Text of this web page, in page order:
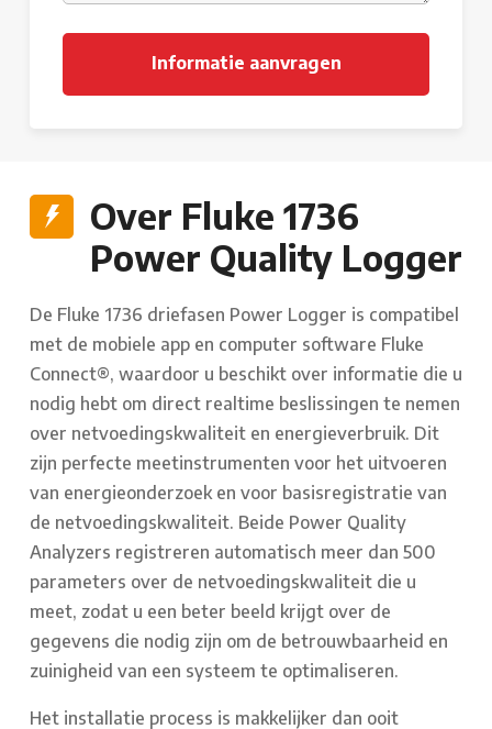
Over Fluke 1736
Power Quality Logger
De Fluke 1736 driefasen Power Logger is compatibel
met de mobiele app en computer software Fluke
Connect®, waardoor u beschikt over informatie die u
nodig hebt om direct realtime beslissingen te nemen
over netvoedingskwaliteit en energieverbruik. Dit
zijn perfecte meetinstrumenten voor het uitvoeren
van energieonderzoek en voor basisregistratie van
de netvoedingskwaliteit. Beide Power Quality
Analyzers registreren automatisch meer dan 500
parameters over de netvoedingskwaliteit die u
meet, zodat u een beter beeld krijgt over de
gegevens die nodig zijn om de betrouwbaarheid en
zuinigheid van een systeem te optimaliseren.
Het installatie process is makkelijker dan ooit